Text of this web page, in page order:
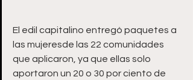
El edil capitalino entregó paquetes a
las mujeresde las 22 comunidades
que aplicaron, ya que ellas solo
aportaron un 20 o 30 por ciento de